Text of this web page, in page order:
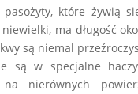
pasożyty, które żywią
ma długość
są niemal
są w specjalne
na nierównych